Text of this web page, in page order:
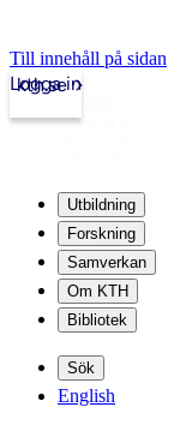
Till innehåll på sidan
kth.se
Logga in
Utbildning
Forskning
Samverkan
Om KTH
Bibliotek
Sök
English